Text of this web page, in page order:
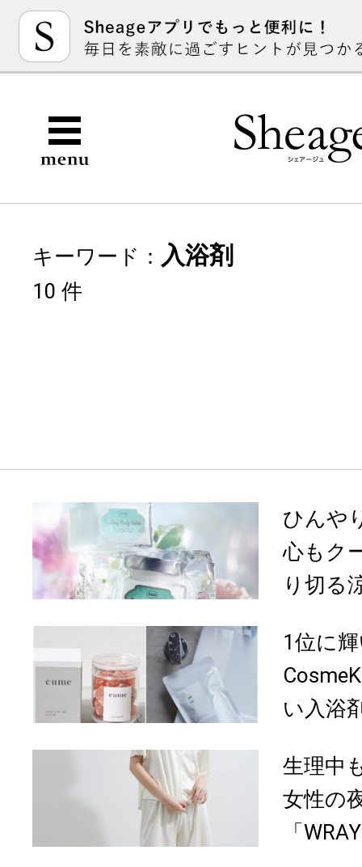
キーワード： 入浴剤
10 件
ひんや
心もク
り切る
1位に
い入浴
生理中
女性の
「